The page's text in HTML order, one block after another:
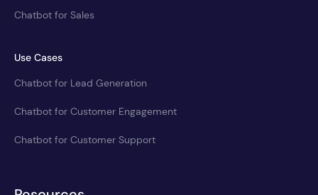
Chatbot for Sales
Use Cases
Chatbot for Lead Generation
Chatbot for Customer Engagement
Chatbot for Customer Support